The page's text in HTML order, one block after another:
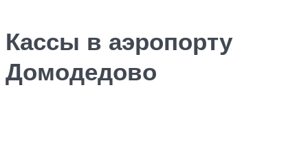
Кассы в аэропорту
Домодедово